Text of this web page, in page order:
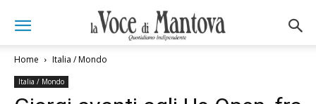
Home Italia / Mondo
Italia / Mondo